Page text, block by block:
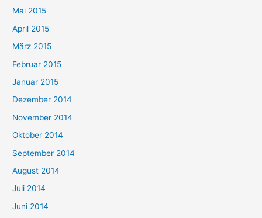
Mai 2015
April 2015
März 2015
Februar 2015
Januar 2015
Dezember 2014
November 2014
Oktober 2014
September 2014
August 2014
Juli 2014
Juni 2014